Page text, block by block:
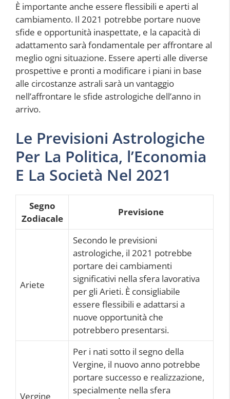
È importante anche essere flessibili e aperti al
cambiamento. Il 2021 potrebbe portare nuove
sfide e opportunità inaspettate, e la capacità di
adattamento sarà fondamentale per affrontare al
meglio ogni situazione. Essere aperti alle diverse
prospettive e pronti a modificare i piani in base
alle circostanze astrali sarà un vantaggio
nell’affrontare le sfide astrologiche dell’anno in
arrivo.
Le Previsioni Astrologiche
Per La Politica, l’Economia
E La Società Nel 2021
Segno
Zodiacale
Previsione
Ariete
Secondo le previsioni
astrologiche, il 2021 potrebbe
portare dei cambiamenti
significativi nella sfera lavorativa
per gli Arieti. È consigliabile
essere flessibili e adattarsi a
nuove opportunità che
potrebbero presentarsi.
Vergine
Per i nati sotto il segno della
Vergine, il nuovo anno potrebbe
portare successo e realizzazione,
specialmente nella sfera